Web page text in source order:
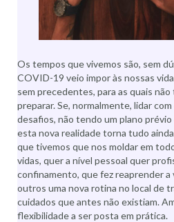
Os tempos que vivemos são, sem
COVID-19 veio impor às nossas
sem precedentes, para as quais
preparar. Se, normalmente, lidar
desafios, não tendo um plano prévio
esta nova realidade torna tudo
que tivemos que nos moldar em
vidas, quer a nível pessoal quer
confinamento, que fez reaprender a
outros uma nova rotina no local de
cuidados que antes não existiam.
flexibilidade a ser posta em prática.